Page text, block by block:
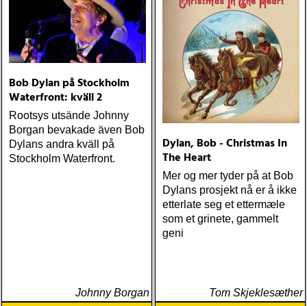
Bob Dylan på Stockholm
Waterfront: kväll 2
Rootsys utsände Johnny
Borgan bevakade även Bob
Dylans andra kväll på
Stockholm Waterfront.
Johnny Borgan
Dylan, Bob - Christmas In
The Heart
Mer og mer tyder på at Bob
Dylans prosjekt nå er å ikke
etterlate seg et ettermæle
som et grinete, gammelt
geni
Tom Skjeklesæther